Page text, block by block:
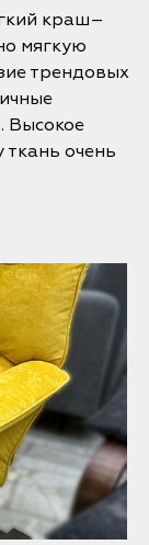
краш–
мягкую
трендовых
Высокое
ткань очень